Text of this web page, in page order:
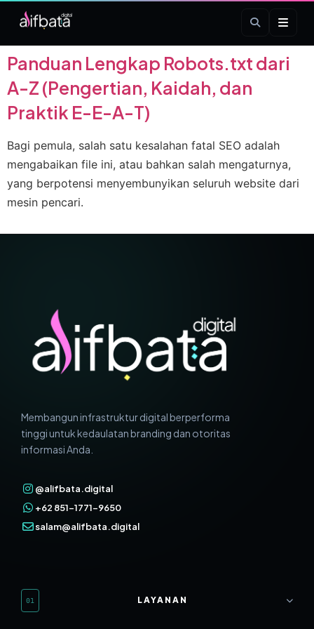
Tag:
Panduan Lengkap Robots.txt dari
A-Z (Pengertian, Kaidah, dan
Praktik E-E-A-T)
Bagi pemula, salah satu kesalahan fatal SEO adalah
mengabaikan file ini, atau bahkan salah mengaturnya,
yang berpotensi menyembunyikan seluruh website dari
mesin pencari.
Membangun infrastruktur digital berperforma
tinggi untuk kedaulatan branding dan otoritas
informasi Anda.
@alifbata.digital
+62 851-1771-9650
salam@alifbata.digital
01 LAYANAN